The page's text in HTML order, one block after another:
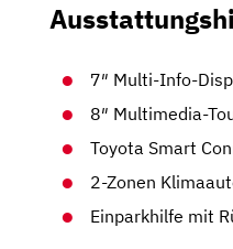
7″ Multi-Info-
8″ Multimedia-
Toyota Smart
2-Zonen
Einparkhilfe mit